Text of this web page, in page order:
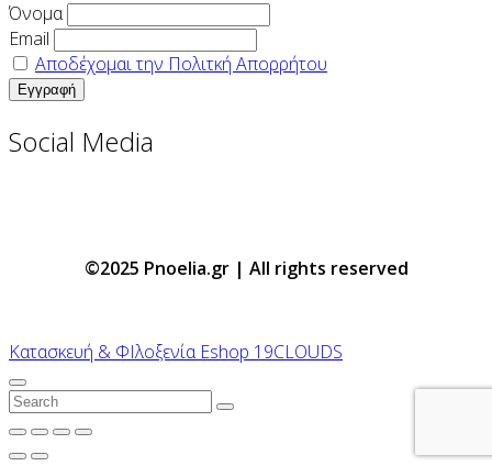
Όνομα
Email
Αποδέχομαι την Πολιτκή Απορρήτου
Social Media
©2025 Pnoelia.gr | All rights reserved
Κατασκευή & ΦΙλοξενία Eshop 19CLOUDS